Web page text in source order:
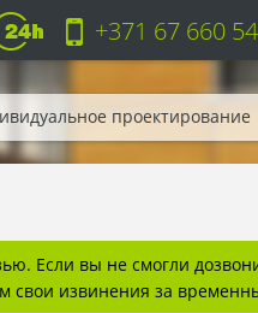
+371 67 660
проектирование
Если вы не смогли
свои извинения за